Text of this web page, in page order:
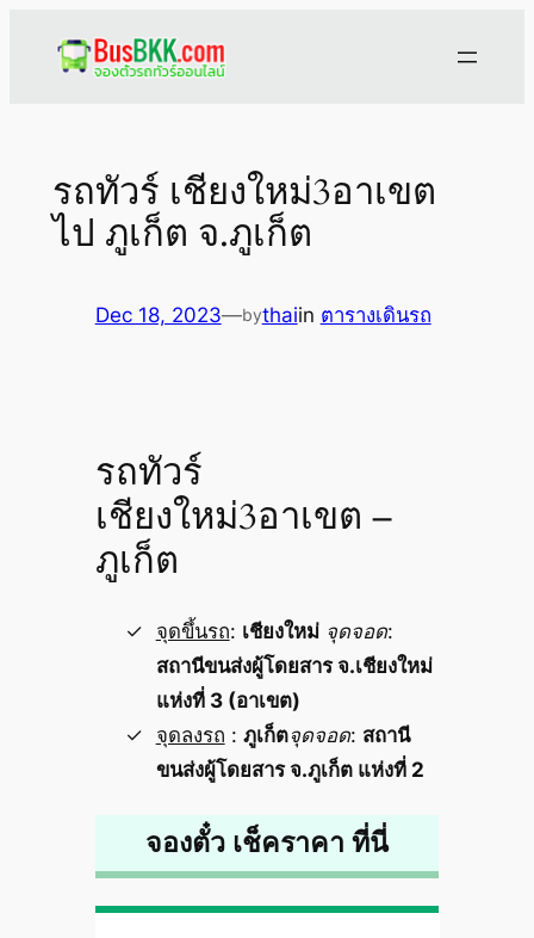
รถทัวร์ เชียงใหม่3อาเขต
ไป ภูเก็ต จ.ภูเก็ต
Dec 18, 2023—bythaiin ตารางเดินรถ
รถทัวร์
เชียงใหม่3อาเขต –
ภูเก็ต
จุดขึ้นรถ: เชียงใหม่ จุดจอด:
สถานีขนส่งผู้โดยสาร จ.เชียงใหม่
แห่งที่ 3 (อาเขต)
จุดลงรถ : ภูเก็ตจุดจอด: สถานี
ขนส่งผู้โดยสาร จ.ภูเก็ต แห่งที่ 2
จองตั๋ว เช็คราคา ที่นี่